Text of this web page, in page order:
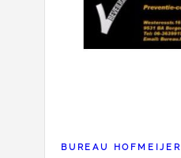
BUREAU HOFMEIJER